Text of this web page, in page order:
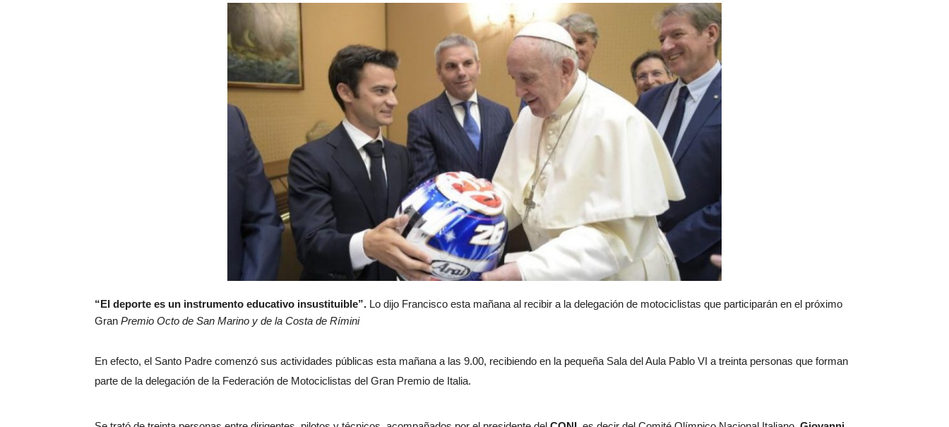
“El deporte es un instrumento educativo insustituible”. Lo dijo Francisco esta mañana al recibir a la delegación de motociclistas que participarán en el próximo
GranPremio Octo de San Marino y de la Costa de Rímini
En efecto, el Santo Padre comenzó sus actividades públicas esta mañana a las 9.00, recibiendo en la pequeña Sala del Aula Pablo VI a treinta personas que forman
parte de la delegación de la Federación de Motociclistas del Gran Premio de Italia.